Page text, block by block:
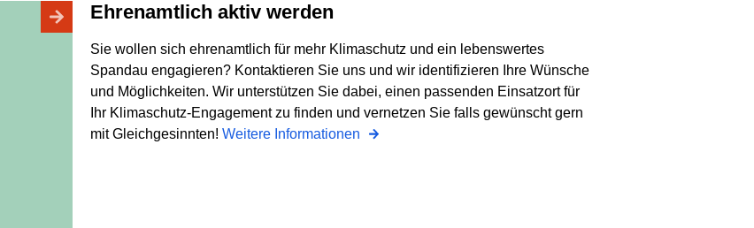
Ehrenamtlich aktiv werden
Sie wollen sich ehrenamtlich für mehr Klimaschutz und ein lebenswertes
Spandau engagieren? Kontaktieren Sie uns und wir identifizieren Ihre Wünsche
und Möglichkeiten. Wir unterstützen Sie dabei, einen passenden Einsatzort für
Ihr Klimaschutz-Engagement zu finden und vernetzen Sie falls gewünscht gern
mit Gleichgesinnten! Weitere Informationen